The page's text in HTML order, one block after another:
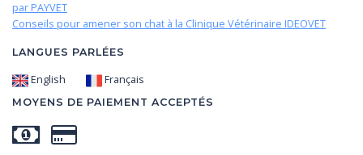
par PAYVET
Conseils pour amener son chat à la Clinique Vétérinaire IDEOVET
LANGUES PARLÉES
English Français
MOYENS DE PAIEMENT ACCEPTÉS